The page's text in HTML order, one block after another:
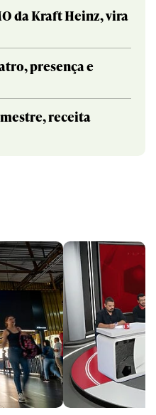
da Kraft Heinz, vira
presença e
receita